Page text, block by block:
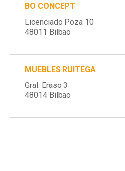
BO CONCEPT
Licenciado Poza 10
48011 Bilbao
MUEBLES RUITEGA
Gral. Eraso 3
48014 Bilbao